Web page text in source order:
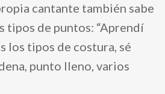
cantante también sabe
tipos de puntos: “Aprendí
los tipos de costura, sé
punto lleno, varios